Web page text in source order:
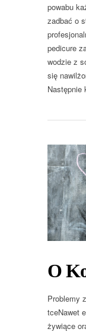
powabu
zadbać o
pedicure
wodzie z
się
O
Problemy
tceNawet
żywiące